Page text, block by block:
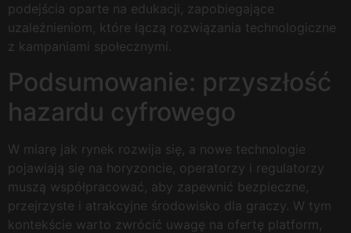
podejścia oparte na edukacji, zapobiegające
uzależnieniom, które łączą rozwiązania technologiczne
z kampaniami społecznymi.
Podsumowanie: przyszłość
hazardu cyfrowego
W miarę jak rynek rozwija się, a nowe technologie
pojawiają się na horyzoncie, operatorzy i regulatorzy
muszą współpracować, aby zapewnić bezpieczne,
przejrzyste i atrakcyjne środowisko dla graczy. W tym
kontekście warto zwrócić uwagę na ofertę platform,